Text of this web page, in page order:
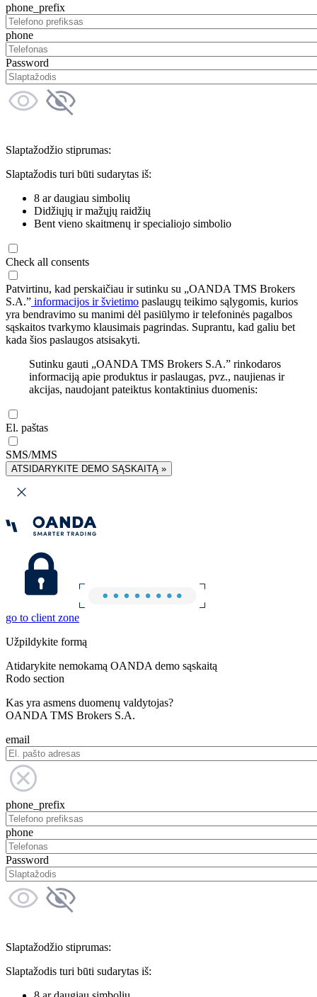
phone_prefix
phone
Password
Slaptažodžio stiprumas:
Slaptažodis turi būti sudarytas iš:
8 ar daugiau simbolių
Didžiųjų ir mažųjų raidžių
Bent vieno skaitmenų ir specialiojo simbolio
Check all consents
Patvirtinu, kad perskaičiau ir sutinku su „OANDA TMS Brokers
S.A.” informacijos ir švietimo paslaugų teikimo sąlygomis, kurios
yra bendravimo su manimi dėl pasiūlymo ir telefoninės pagalbos
sąskaitos tvarkymo klausimais pagrindas. Suprantu, kad galiu bet
kada šios paslaugos atsisakyti.
Sutinku gauti „OANDA TMS Brokers S.A.” rinkodaros
informaciją apie produktus ir paslaugas, pvz., naujienas ir
akcijas, naudojant pateiktus kontaktinius duomenis:
El. paštas
SMS/MMS
ATSIDARYKITE DEMO SĄSKAITĄ »
go to client zone
Užpildykite formą
Atidarykite nemokamą OANDA demo sąskaitą
Rodo section
Kas yra asmens duomenų valdytojas?
OANDA TMS Brokers S.A.
email
phone_prefix
phone
Password
Slaptažodžio stiprumas:
Slaptažodis turi būti sudarytas iš: